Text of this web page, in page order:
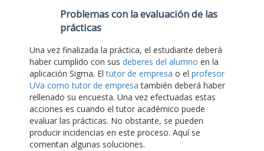
Problemas con la evaluación de las
prácticas
Una vez finalizada la práctica, el estudiante deberá
haber cumplido con sus deberes del alumno en la
aplicación Sigma. Eltutor de empresa o el profesor
UVa como tutor de empresa también deberá haber
rellenado su encuesta. Una vez efectuadas estas
acciones es cuando el tutor académico puede
evaluar las prácticas. No obstante, se pueden
producir incidencias en este proceso. Aquí se
comentan algunas soluciones.